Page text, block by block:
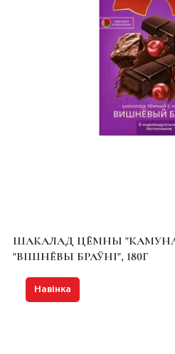
ШАКАЛАД ЦЁМНЫ
"ВІШНЁВЫ БРАЎНІ", 180Г
Навінка